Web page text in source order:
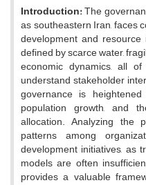
Introduction:The
as southeastern Iran, faces
development and
defined by scarce water,
economic dynamics, all
understand stakeholder
governance is
population growth, and
allocation. Analyzing the
patterns among
development initiatives, as
models are often
provides a valuable